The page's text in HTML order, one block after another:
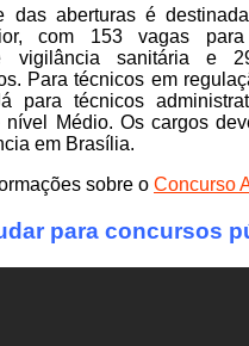
das aberturas é
com 153 vagas
vigilância sanitária e
Para técnicos em
para técnicos
nível Médio. Os cargos
em Brasília.
sobre o Concurso
para concursos